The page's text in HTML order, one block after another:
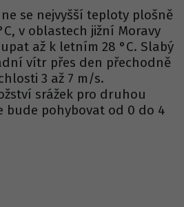
se nejvyšší teploty plošně
v oblastech jižní Moravy
až k letním 28 °C. Slabý
vítr přes den přechodně
3 až 7 m/s.
srážek pro druhou
bude pohybovat od 0 do 4